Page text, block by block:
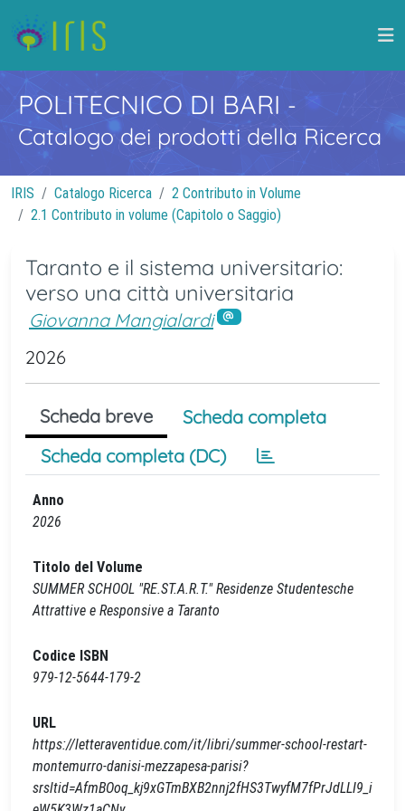
POLITECNICO DI BARI -
Catalogo dei prodotti della Ricerca
IRIS Catalogo Ricerca
2 Contributo in Volume
2.1 Contributo in volume (Capitolo o Saggio)
Taranto e il sistema universitario:
verso una città universitaria
Giovanna Mangialardi
2026
Scheda breve
Scheda completa
Scheda completa (DC)
Anno
2026
Titolo del Volume
SUMMER SCHOOL "RE.ST.A.R.T." Residenze Studentesche
Attrattive e Responsive a Taranto
Codice ISBN
979-12-5644-179-2
URL
https://letteraventidue.com/it/libri/summer-school-restart-
montemurro-danisi-mezzapesa-parisi?
srsltid=AfmBOoq_kj9xGTmBXB2nnj2fHS3TwyfM7fPrJdLLI9_i